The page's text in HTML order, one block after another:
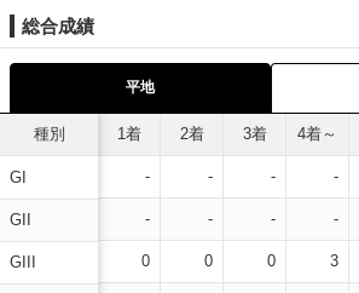
総合成績
平地
種別
GI
GII
GIII
1着 2着 3着 4着～
- - - -
- - - -
0 0 0 3